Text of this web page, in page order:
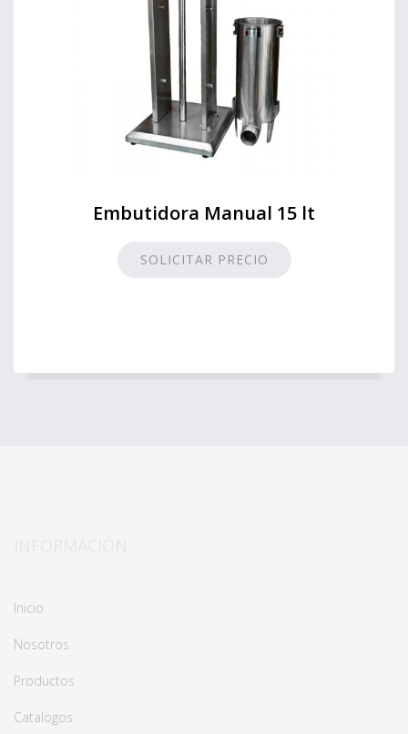
Embutidora Manual 15 lt
SOLICITAR PRECIO
Inicio
Nosotros
Productos
Catalogos